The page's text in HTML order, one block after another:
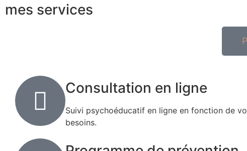
mes services
Consultation en ligne
Suivi psychoéducatif en ligne en fonction de
besoins.